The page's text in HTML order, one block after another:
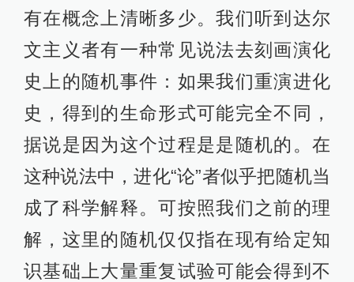
有在概念上清晰多少。我们听到达尔
文主义者有一种常见说法去刻画演化
史上的随机事件：如果我们重演进化
史，得到的生命形式可能完全不同，
据说是因为这个过程是是随机的。在
这种说法中，进化“论”者似乎把随机当
成了科学解释。可按照我们之前的理
解，这里的随机仅仅指在现有给定知
识基础上大量重复试验可能会得到不